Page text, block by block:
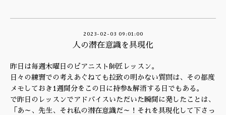
2023-02-03 09:01:00
人の潜在意識を具現化
昨日は毎週木曜日のピアニスト師匠レッスン。
日々の練習での考えあぐねても拉致の明かない質問は、その都度
メモしておき1週間分をこの日に持参&解消する日でもある。
で昨日のレッスンでアドバイスいただいた瞬間に発したことは、
「あ～、先生、それ私の潜在意識だ～！それを具現化して下さっ